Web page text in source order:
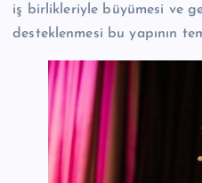
iş birlikleriyle büyümesi ve
desteklenmesi bu yapının